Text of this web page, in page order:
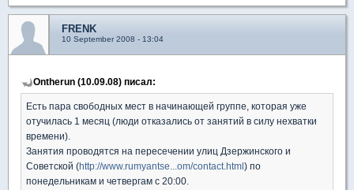
FRENK
10 September 2008 - 13:04
Ontherun (10.09.08) писал:
Есть пара свободных мест в начинающей группе, которая уже
отучилась 1 месяц (люди отказались от занятий в силу нехватки
времени).
Занятия проводятся на пересечении улиц Дзержинского и
Советской (http://www.rumyantse...om/contact.html) по
понедельникам и четвергам с 20:00.